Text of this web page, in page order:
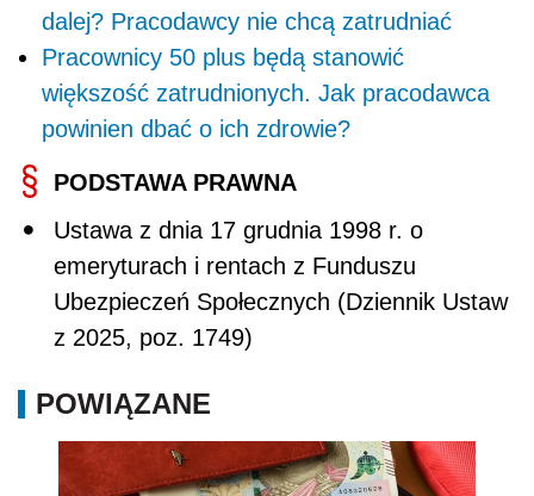
dalej? Pracodawcy nie chcą zatrudniać
Pracownicy 50 plus będą stanowić
większość zatrudnionych. Jak pracodawca
powinien dbać o ich zdrowie?
PODSTAWA PRAWNA
Ustawa z dnia 17 grudnia 1998 r. o
emeryturach i rentach z Funduszu
Ubezpieczeń Społecznych (Dziennik Ustaw
z 2025, poz. 1749)
POWIĄZANE